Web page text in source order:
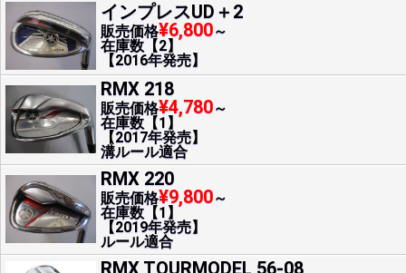
インプレスUD＋2
販売価格¥6,800～
在庫数【2】
【2016年発売】
RMX 218
販売価格¥4,780～
在庫数【1】
【2017年発売】
溝ルール適合
RMX 220
販売価格¥9,800～
在庫数【1】
【2019年発売】
ルール適合
RMX TOURMODEL 56-08